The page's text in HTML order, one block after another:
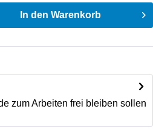
In den Warenkorb
zum Arbeiten frei bleiben sollen